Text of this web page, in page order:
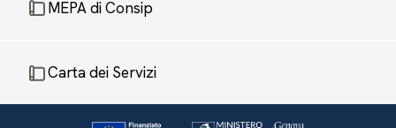
MEPA di Consip
Carta dei Servizi